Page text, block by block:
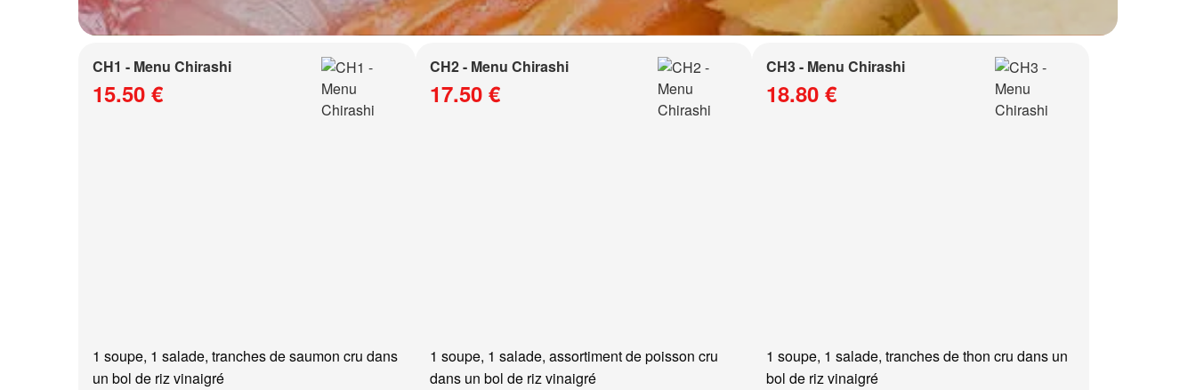
CH1 - Menu Chirashi
15.50 €
1 soupe, 1 salade, tranches de saumon cru dans
un bol de riz vinaigré
CH2 - Menu Chirashi
17.50 €
1 soupe, 1 salade, assortiment de poisson cru
dans un bol de riz vinaigré
CH3 - Menu Chirashi
18.80 €
1 soupe, 1 salade, tranches de thon cru dans un
bol de riz vinaigré